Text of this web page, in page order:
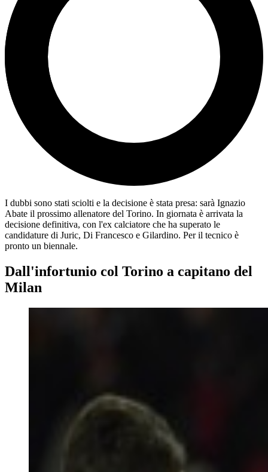
I dubbi sono stati sciolti e la decisione è stata presa: sarà Ignazio
Abate il prossimo allenatore del Torino. In giornata è arrivata la
decisione definitiva, con l'ex calciatore che ha superato le
candidature di Juric, Di Francesco e Gilardino. Per il tecnico è
pronto un biennale.
Dall'infortunio col Torino a capitano del
Milan